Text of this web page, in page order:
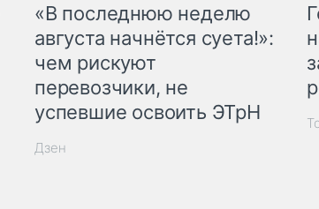
«В последнюю неделю
августа начнётся суета!»:
чем рискуют
перевозчики, не
успевшие освоить ЭТрН
Дзен